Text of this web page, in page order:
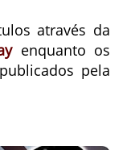
através da
enquanto os
pela